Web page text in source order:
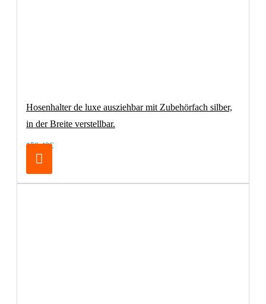
Hosenhalter de luxe ausziehbar mit Zubehörfach silber,
in der Breite verstellbar.
150,42€